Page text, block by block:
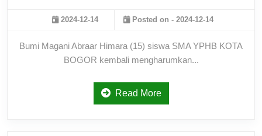
2024-12-14 Posted on - 2024-12-14
Bumi Magani Abraar Himara (15) siswa SMA YPHB KOTA
BOGOR kembali mengharumkan...
Read More